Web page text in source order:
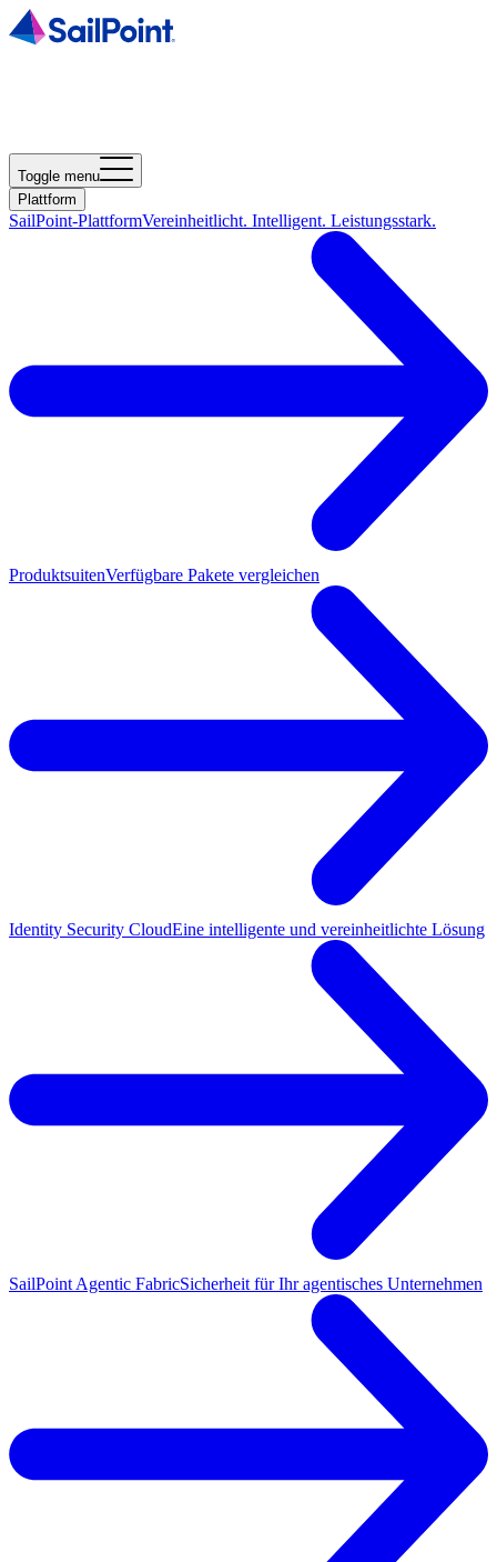
Toggle menu
Plattform
SailPoint-PlattformVereinheitlicht. Intelligent. Leistungsstark.
ProduktsuitenVerfügbare Pakete vergleichen
Identity Security CloudEine intelligente und vereinheitlichte Lösung
SailPoint Agentic FabricSicherheit für Ihr agentisches Unternehmen